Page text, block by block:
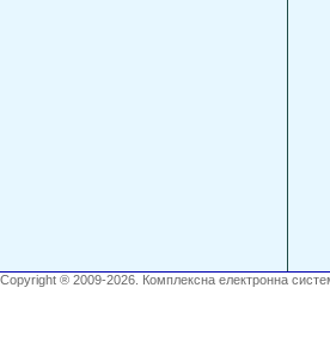
Copyright ® 2009-2026. Комплексна електронна